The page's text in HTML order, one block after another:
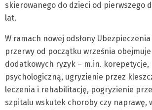
skierowanego do dzieci od pierwszego
lat.
W ramach nowej odsłony
przerwy od początku września
dodatkowych ryzyk – m.in. korepetycje,
psychologiczną, ugryzienie przez
leczenia i rehabilitację, pogryzienie
szpitalu wskutek choroby czy naprawę,